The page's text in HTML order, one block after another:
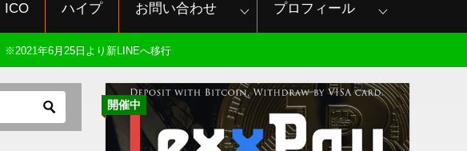
ICO ハイプ お問い合わせ プロフィール
※2021年6月25日より新LINEへ移行
開催中